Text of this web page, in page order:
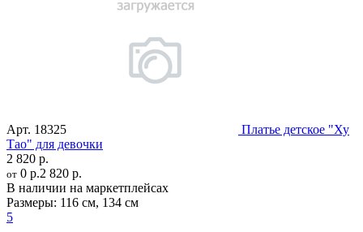
Арт. 18325
Платье детское "Ху
Тао" для девочки
2 820 р.
от 0 р.2 820 р.
В наличии на маркетплейсах
Размеры: 116 см, 134 см
5